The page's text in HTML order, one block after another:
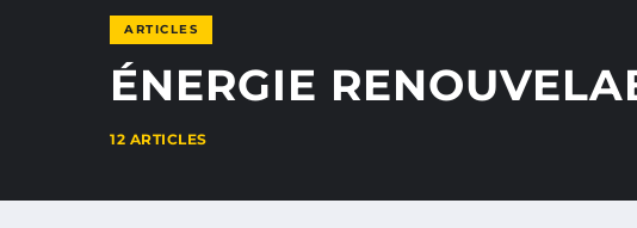
ARTICLES
ÉNERGIE
12 ARTICLES